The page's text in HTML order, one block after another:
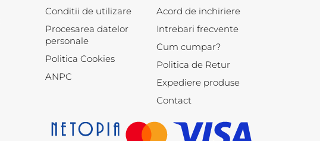
Conditii de utilizare
Procesarea datelor
personale
Politica Cookies
ANPC
Acord de inchiriere
Intrebari frecvente
Cum cumpar?
Politica de Retur
Expediere produse
Contact